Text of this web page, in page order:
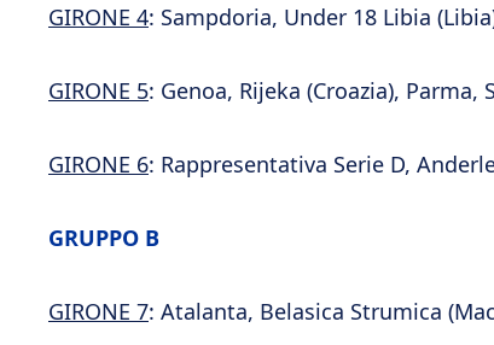
GIRONE 4: Sampdoria, Under 18 Libia
GIRONE 5: Genoa, Rijeka (Croazia), Parma,
GIRONE 6: Rappresentativa Serie D,
GRUPPO B
GIRONE 7: Atalanta, Belasica Strumica